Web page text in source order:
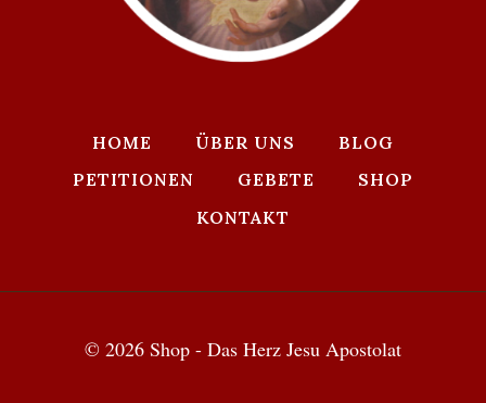
HOME ÜBER UNS
BLOG
PETITIONEN
GEBETE
SHOP
KONTAKT
© 2026 Shop - Das Herz Jesu Apostolat